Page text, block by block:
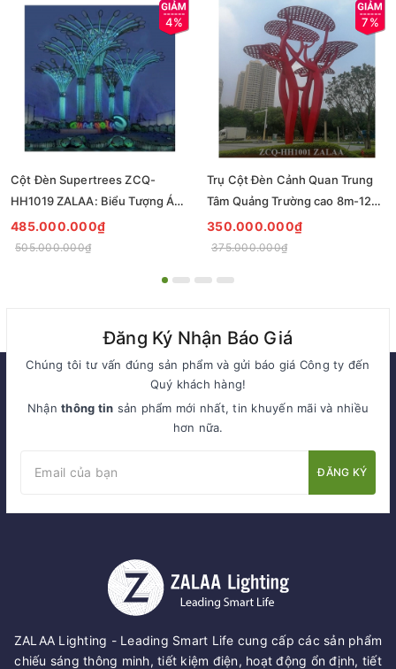
4%
Cột Đèn Supertrees ZCQ-
HH1019 ZALAA: Biểu Tượng Ánh
Sáng Cho Đại Đô Thị
485.000.000₫
505.000.000₫
7%
Trụ Cột Đèn Cảnh Quan Trung
Tâm Quảng Trường cao 8m-12m
ZCQ-HH1001 ZALAA Fortune
Tree Series
350.000.000₫
375.000.000₫
Đăng Ký Nhận Báo Giá
Chúng tôi tư vấn đúng sản phẩm và gửi báo giá Công ty đến
Quý khách hàng!
Nhậnthông tin sản phẩm mới nhất, tin khuyến mãi và nhiều
hơn nữa.
ĐĂNG KÝ
ZALAA Lighting - Leading Smart Life cung cấp các sản phẩm
chiếu sáng thông minh, tiết kiệm điện, hoạt động ổn định, tiết